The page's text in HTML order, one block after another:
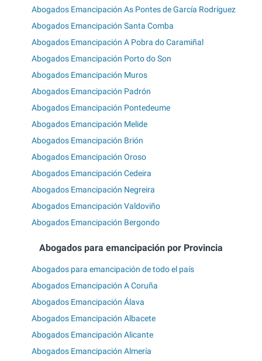
Abogados Emancipación As Pontes de García Rodríguez
Abogados Emancipación Santa Comba
Abogados Emancipación A Pobra do Caramiñal
Abogados Emancipación Porto do Son
Abogados Emancipación Muros
Abogados Emancipación Padrón
Abogados Emancipación Pontedeume
Abogados Emancipación Melide
Abogados Emancipación Brión
Abogados Emancipación Oroso
Abogados Emancipación Cedeira
Abogados Emancipación Negreira
Abogados Emancipación Valdoviño
Abogados Emancipación Bergondo
Abogados para emancipación por Provincia
Abogados para emancipación de todo el país
Abogados Emancipación A Coruña
Abogados Emancipación Álava
Abogados Emancipación Albacete
Abogados Emancipación Alicante
Abogados Emancipación Almería